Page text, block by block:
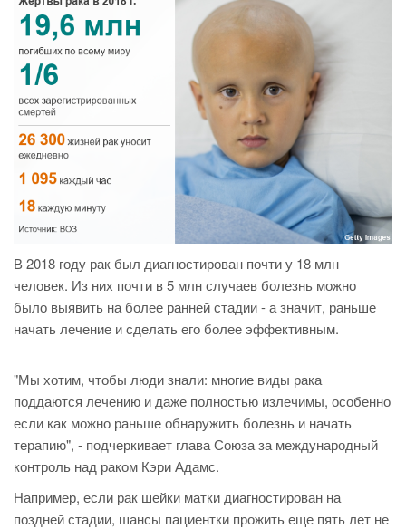
В 2018 году рак был диагностирован почти у 18 млн
человек. Из них почти в 5 млн случаев болезнь можно
было выявить на более ранней стадии - а значит, раньше
начать лечение и сделать его более эффективным.
null
"Мы хотим, чтобы люди знали: многие виды рака
поддаются лечению и даже полностью излечимы, особенно
если как можно раньше обнаружить болезнь и начать
терапию", - подчеркивает глава Союза за международный
контроль над раком Кэри Адамс.
Например, если рак шейки матки диагностирован на
поздней стадии, шансы пациентки прожить еще пять лет не